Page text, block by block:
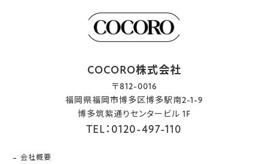
COCORO株式会社
〒812-0016
福岡県福岡市博多区博多駅南2-1-9
博多筑紫通りセンタービル 1F
TEL：0120-497-110
会社概要